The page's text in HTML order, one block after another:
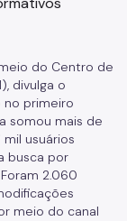
do Centro de
divulga o
no primeiro
somou mais de
usuários
busca por
2.060
meio do canal